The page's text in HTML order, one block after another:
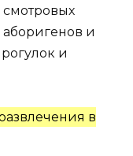
смотровых
и
и
в